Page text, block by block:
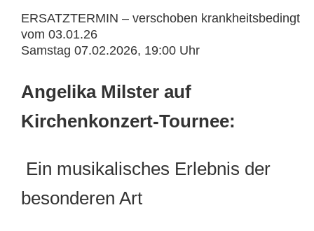
ERSATZTERMIN – verschoben krankheitsbedingt
vom 03.01.26
Samstag 07.02.2026, 19:00 Uhr
Angelika Milster auf
Kirchenkonzert-Tournee:
Ein musikalisches Erlebnis der
besonderen Art